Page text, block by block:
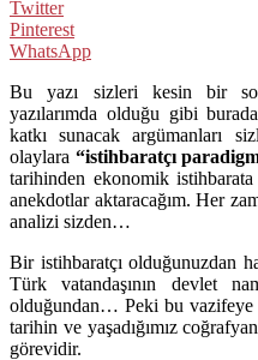
Twitter
Pinterest
WhatsApp
Bu yazı sizleri kesin bir
yazılarımda olduğu gibi
katkı sunacak argümanları
olaylara “istihbaratçı
tarihinden ekonomik
anekdotlar aktaracağım. Her
analizi sizden…
Bir istihbaratçı olduğunuzdan
Türk vatandaşının devlet
olduğundan… Peki bu
tarihin ve yaşadığımız
görevidir.